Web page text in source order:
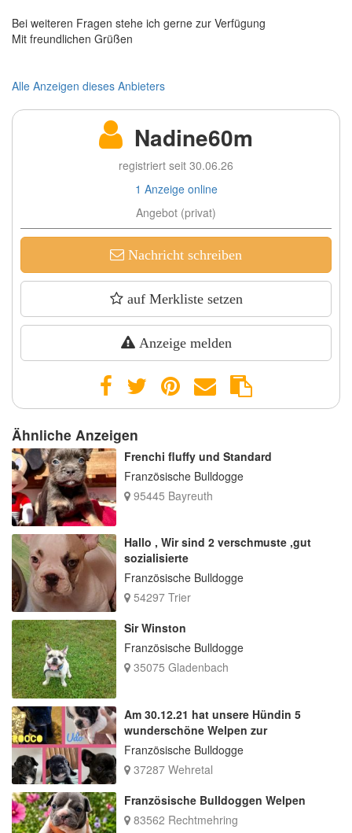
Bei weiteren Fragen stehe ich gerne zur Verfügung
Mit freundlichen Grüßen
Alle Anzeigen dieses Anbieters
Nadine60m
registriert seit 30.06.26
1 Anzeige online
Angebot (privat)
Nachricht schreiben
auf Merkliste setzen
Anzeige melden
Ähnliche Anzeigen
Frenchi fluffy und Standard
Französische Bulldogge
95445 Bayreuth
Hallo , Wir sind 2 verschmuste ,gut
sozialisierte
Französische Bulldogge
54297 Trier
Sir Winston
Französische Bulldogge
35075 Gladenbach
Am 30.12.21 hat unsere Hündin 5
wunderschöne Welpen zur
Französische Bulldogge
37287 Wehretal
Französische Bulldoggen Welpen
83562 Rechtmehring